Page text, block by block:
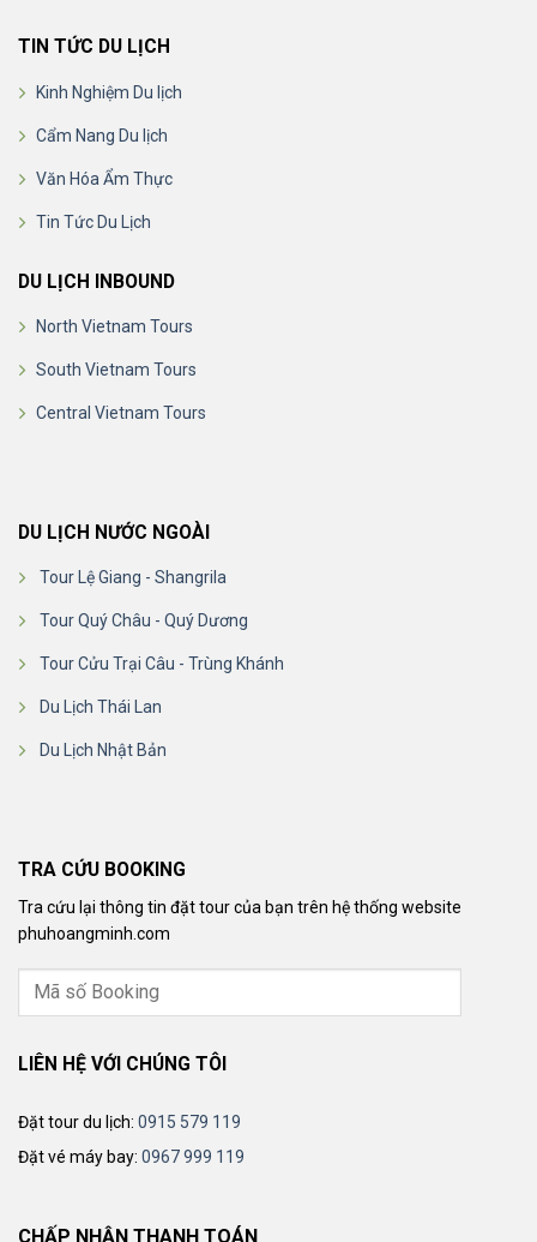
TIN TỨC DU LỊCH
Kinh Nghiệm Du lịch
Cẩm Nang Du lịch
Văn Hóa Ẩm Thực
Tin Tức Du Lịch
DU LỊCH INBOUND
North Vietnam Tours
South Vietnam Tours
Central Vietnam Tours
DU LỊCH NƯỚC NGOÀI
Tour Lệ Giang - Shangrila
Tour Quý Châu - Quý Dương
Tour Cửu Trại Câu - Trùng Khánh
Du Lịch Thái Lan
Du Lịch Nhật Bản
TRA CỨU BOOKING
Tra cứu lại thông tin đặt tour của bạn trên hệ thống website
phuhoangminh.com
LIÊN HỆ VỚI CHÚNG TÔI
Đặt tour du lịch: 0915 579 119
Đặt vé máy bay: 0967 999 119
CHẤP NHẬN THANH TOÁN